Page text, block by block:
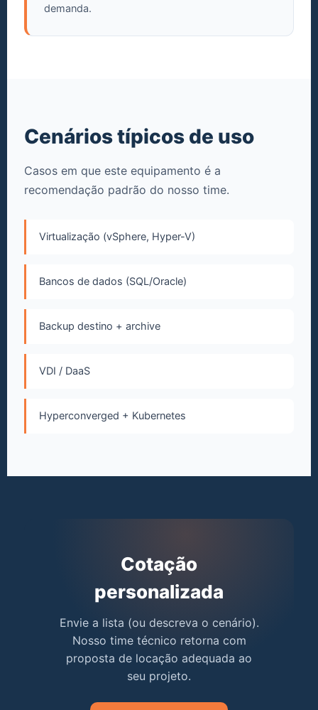
demanda.
Cenários típicos de uso
Casos em que este equipamento é a
recomendação padrão do nosso time.
Virtualização (vSphere, Hyper-V)
Bancos de dados (SQL/Oracle)
Backup destino + archive
VDI / DaaS
Hyperconverged + Kubernetes
Cotação
personalizada
Envie a lista (ou descreva o cenário).
Nosso time técnico retorna com
proposta de locação adequada ao
seu projeto.